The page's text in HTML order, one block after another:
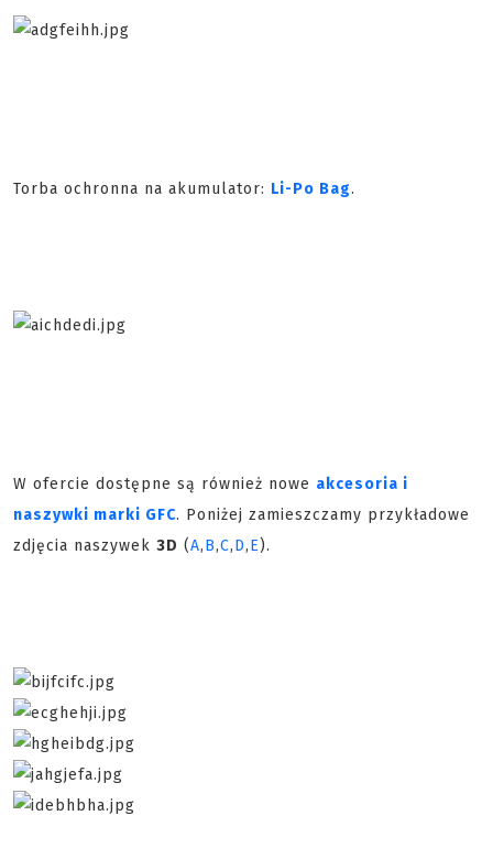
Torba ochronna na akumulator: Li-Po Bag.
W ofercie dostępne są również nowe akcesoria i
naszywki marki GFC. Poniżej zamieszczamy przykładowe
zdjęcia naszywek 3D (A,B,C,D,E).